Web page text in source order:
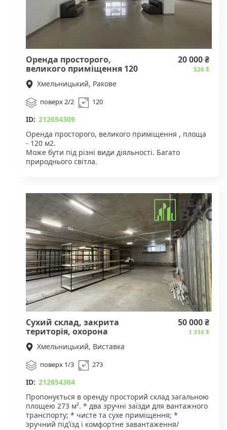
Оренда просторого,
великого приміщення 120
м2
20 000 ₴
526 $
Хмельницький, Ракове
поверх 2/2 120
ID: 212654309
Оренда просторого, великого приміщення , площа
- 120 м2.
Може бути під різні види діяльності. Багато
природнього світла.
Сухий склад, закрита
територія, охорона
50 000 ₴
1 316 $
Хмельницький, Виставка
поверх 1/3 273
ID: 212654304
Пропонується в оренду просторий склад загальною
площею 273 м². * два зручні заїзди для вантажного
транспорту; * чисте та сухе приміщення; *
зручний під’їзд і комфортне завантаження/